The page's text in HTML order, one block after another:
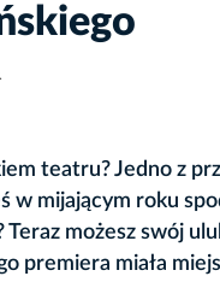
teatru? Jedno z
w mijającym roku
Teraz możesz swój
premiera miała